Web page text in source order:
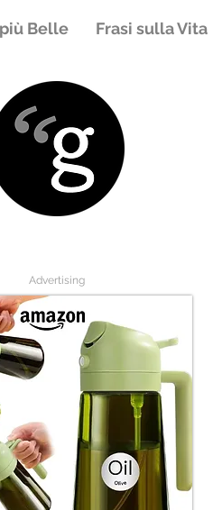
Belle Frasi sulla Vita
Advertising